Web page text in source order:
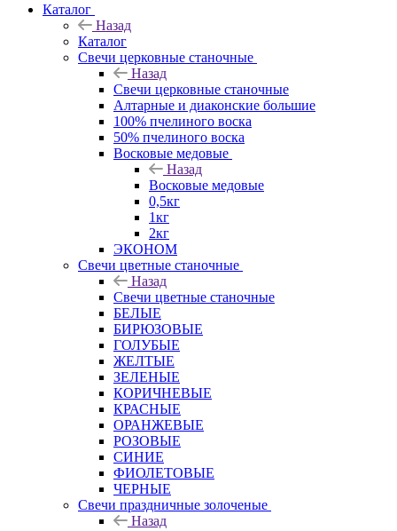
Каталог
Назад
Каталог
Свечи церковные станочные
Назад
Свечи церковные станочные
Алтарные и диаконские большие
100% пчелиного воска
50% пчелиного воска
Восковые медовые
Назад
Восковые медовые
0,5кг
1кг
2кг
ЭКОНОМ
Свечи цветные станочные
Назад
Свечи цветные станочные
БЕЛЫЕ
БИРЮЗОВЫЕ
ГОЛУБЫЕ
ЖЕЛТЫЕ
ЗЕЛЕНЫЕ
КОРИЧНЕВЫЕ
КРАСНЫЕ
ОРАНЖЕВЫЕ
РОЗОВЫЕ
СИНИЕ
ФИОЛЕТОВЫЕ
ЧЕРНЫЕ
Свечи праздничные золоченые
Назад